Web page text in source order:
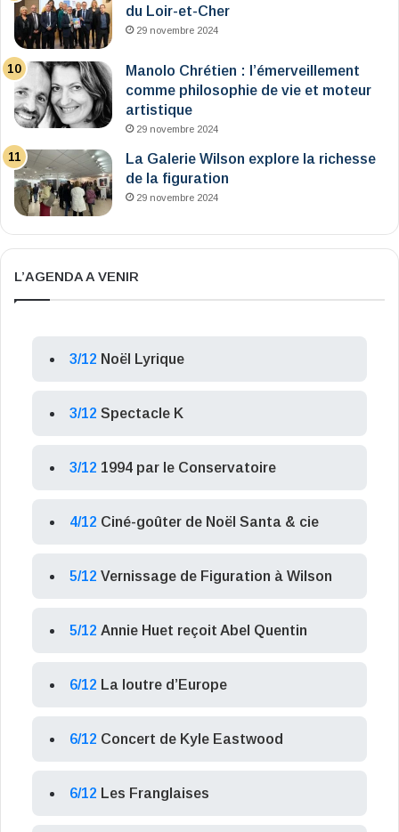
du Loir-et-Cher
29 novembre 2024
Manolo Chrétien : l’émerveillement
comme philosophie de vie et moteur
artistique
29 novembre 2024
La Galerie Wilson explore la richesse
de la figuration
29 novembre 2024
L’AGENDA A VENIR
3/12 Noël Lyrique
3/12 Spectacle K
3/12 1994 par le Conservatoire
4/12 Ciné-goûter de Noël Santa & cie
5/12 Vernissage de Figuration à Wilson
5/12 Annie Huet reçoit Abel Quentin
6/12 La loutre d’Europe
6/12 Concert de Kyle Eastwood
6/12 Les Franglaises